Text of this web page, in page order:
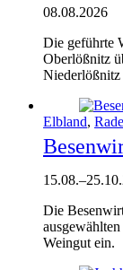
08.08.2026
Die geführ­te
Ober­löß­nitz
Nie­der­löß­nitz
Elbland,
15.08.–
Die
Weingut ein.